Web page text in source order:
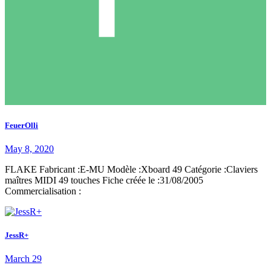
FeuerOlli
May 8, 2020
FLAKE Fabricant :E-MU Modèle :Xboard 49 Catégorie :Claviers
maîtres MIDI 49 touches Fiche créée le :31/08/2005
Commercialisation :
JessR+
March 29